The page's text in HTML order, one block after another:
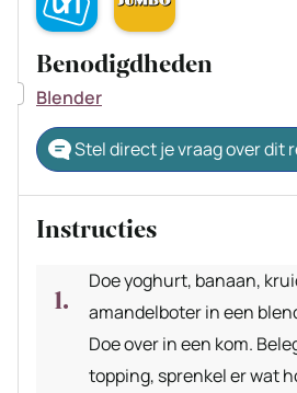
Benodigdheden
▢
Blender
Stel direct je vraag over dit
Instructies
Doe yoghurt, banaan,
amandelboter in een
Doe over in een kom.
topping, sprenkel er wat